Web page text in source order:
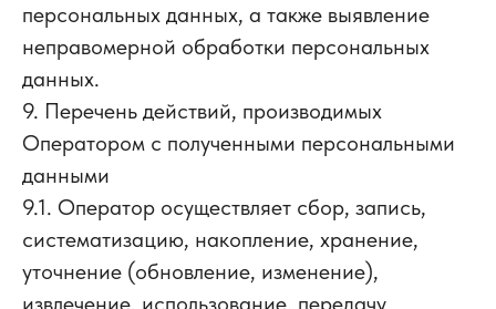
персональных данных, а также выявление
неправомерной обработки персональных
данных.
9. Перечень действий, производимых
Оператором с полученными персональными
данными
9.1. Оператор осуществляет сбор, запись,
систематизацию, накопление, хранение,
уточнение (обновление, изменение),